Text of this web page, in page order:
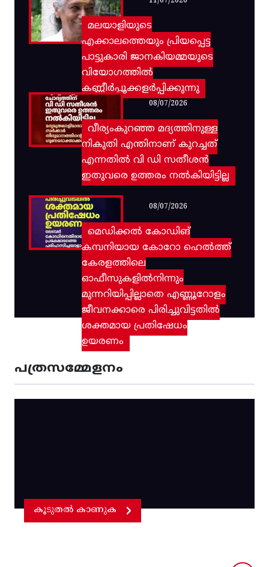
മലയാളിയുടെ
എക്കാലത്തെയും പ്രിയപ്പെട്ട
പാട്ടുകാരി ജാനകിയമ്മയുടെ
വിയോഗത്തിൽ
കണ്ണീർപ്പൂക്കളർപ്പിക്കുന്നു
വീര്യംകുറഞ്ഞ മദ്യത്തിനുള്ള
നികുതി എന്തിനാണ് കുറച്ചത്
എന്നതിൽ വി ഡി സതീശൻ
ഇതുവരെ ഉത്തരം നൽകിയിട്ടില്ല
08/07/2026
മെഡിക്കൽ കോഡിങ്
കമ്പനിയായ കോറോ ഹെൽത്ത്
കേരളത്തിലെ
ഓഫീസുകളിൽനിന്നും
മുന്നറിയിപ്പില്ലാതെ എണ്ണൂറോളം
ജീവനക്കാരെ പിരിച്ചുവിട്ടതിൽ‌
ശക്തമായ പ്രതിഷേധം
ഉയരണം
08/07/2026
പത്രസമ്മേളനം
കൂടുതൽ കാണുക